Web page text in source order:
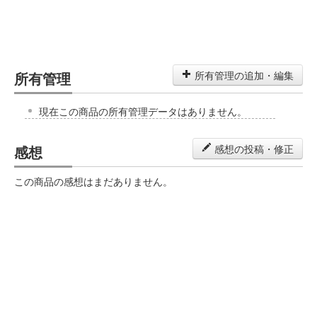
所有管理 所有管理の追加・編集
現在この商品の所有管理データはありません。
感想 感想の投稿・修正
この商品の感想はまだありません。